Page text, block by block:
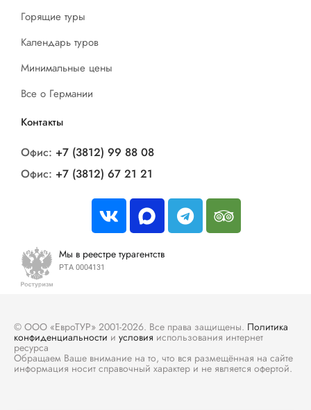
Горящие туры
Календарь туров
Минимальные цены
Все о Германии
Контакты
Офис: +7 (3812) 99 88 08
Офис: +7 (3812) 67 21 21
Мы в реестре турагентств
РТА 0004131
© ООО «ЕвроТУР» 2001-2026. Все права защищены. Политика
конфиденциальности и условия использования интернет
ресурса
Обращаем Ваше внимание на то, что вся размещённая на сайте
информация носит справочный характер и не является офертой.